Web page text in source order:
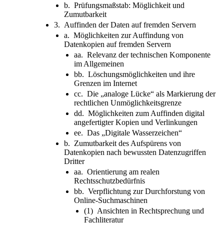
b. Prüfungsmaßstab: Möglichkeit und
Zumutbarkeit
3. Auffinden der Daten auf fremden Servern
a. Möglichkeiten zur Auffindung von
Datenkopien auf fremden Servern
aa. Relevanz der technischen Komponente
im Allgemeinen
bb. Löschungsmöglichkeiten und ihre
Grenzen im Internet
cc. Die „analoge Lücke“ als Markierung der
rechtlichen Unmöglichkeitsgrenze
dd. Möglichkeiten zum Auffinden digital
angefertigter Kopien und Verlinkungen
ee. Das „Digitale Wasserzeichen“
b. Zumutbarkeit des Aufspürens von
Datenkopien nach bewussten Datenzugriffen
Dritter
aa. Orientierung am realen
Rechtsschutzbedürfnis
bb. Verpflichtung zur Durchforstung von
Online-Suchmaschinen
(1) Ansichten in Rechtsprechung und
Fachliteratur